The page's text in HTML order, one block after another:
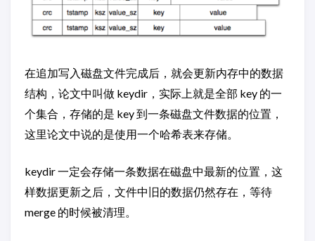
在追加写入磁盘文件完成后，就会更新内存中的数据
结构，论文中叫做 keydir，实际上就是全部 key 的一
个集合，存储的是 key 到一条磁盘文件数据的位置，
这里论文中说的是使用一个哈希表来存储。
keydir 一定会存储一条数据在磁盘中最新的位置，这
样数据更新之后，文件中旧的数据仍然存在，等待
merge 的时候被清理。